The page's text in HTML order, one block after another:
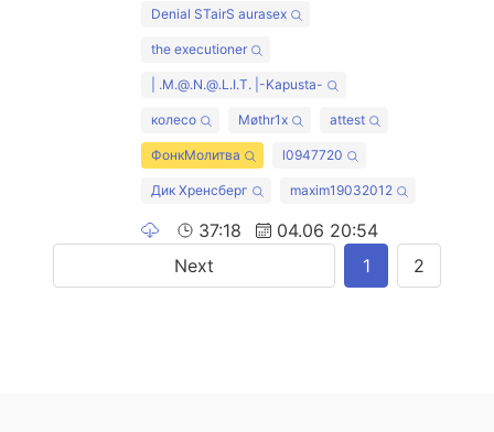
Denial STairS aurasex
the executioner
| .M.@.N.@.L.I.T. |-Kapusta-
колесо Møthr1x attest
ФонкМолитва l0947720
Дик Хренсберг maxim19032012
37:18
04.06 20:54
Next
1 2